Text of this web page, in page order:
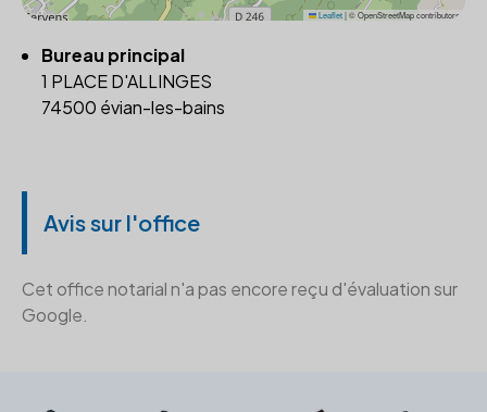
Leaflet|© OpenStreetMap contributors
Bureau principal
1 PLACE D'ALLINGES
74500 évian-les-bains
Avis sur l'office
Cet office notarial n'a pas encore reçu d'évaluation sur
Google.